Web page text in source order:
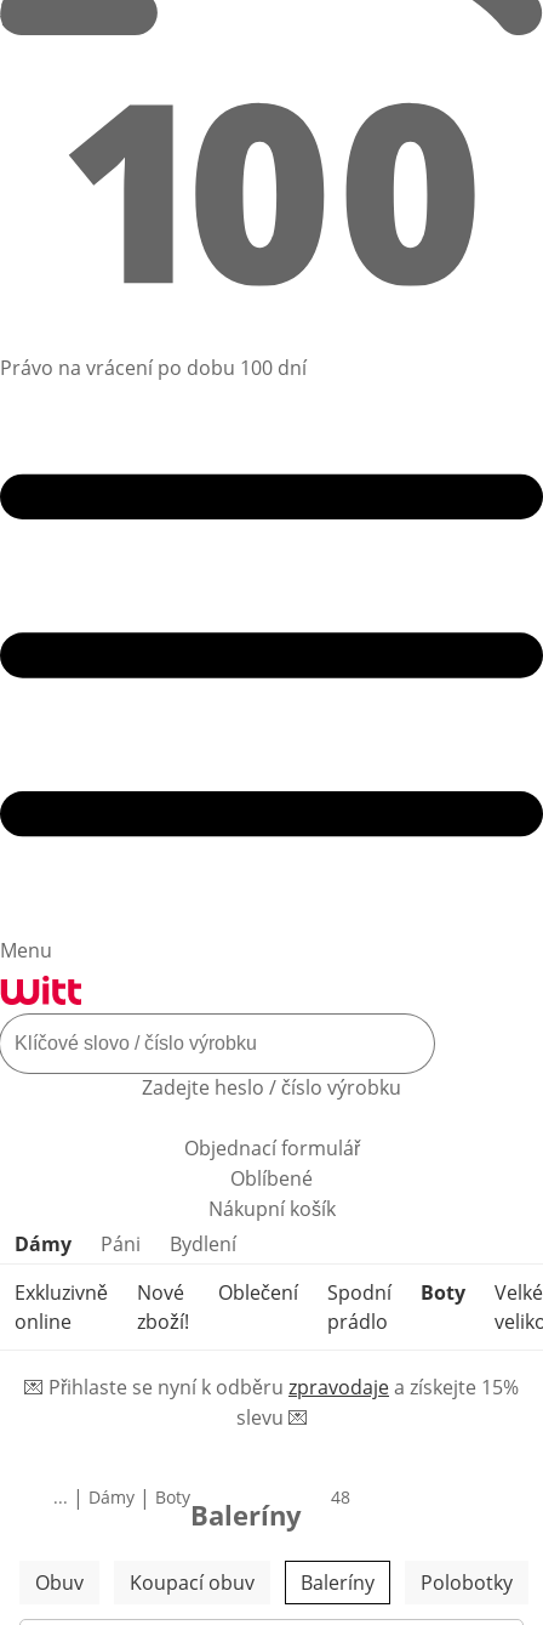
Právo na vrácení po dobu 100 dní
Menu
Zadejte heslo / číslo výrobku
Objednací formulář
Oblíbené
Nákupní košík
Přeskočit kategorie produktů
Dámy Páni
Bydlení
Exkluzivně
online
Nové
zboží!
Oblečení
Spodní
prádlo
Boty
Velké
💌 Přihlaste se nyní k odběru zpravodajea získejte 15%
slevu 💌
... | Dámy | BotyBaleríny produktů
48
Přeskočit další kategorie
Obuv Koupací obuv Baleríny Polobotky